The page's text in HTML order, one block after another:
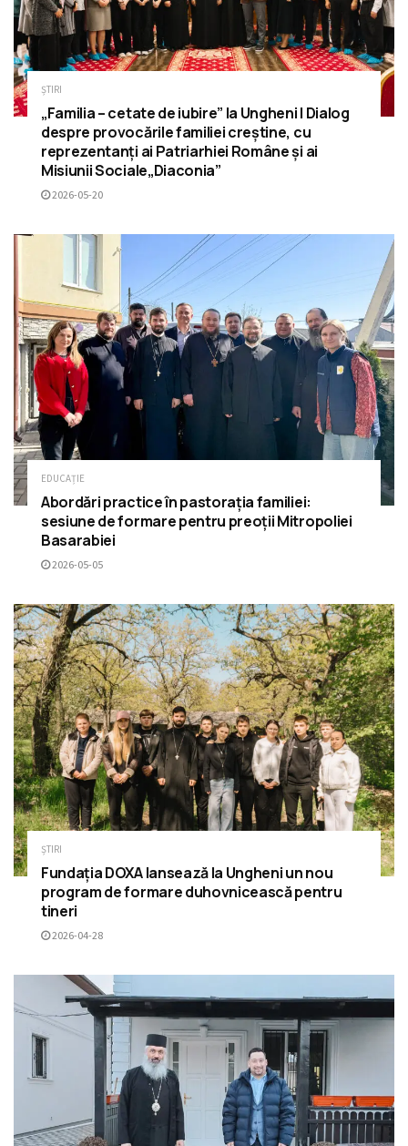
ȘTIRI
„Familia – cetate de iubire” la Ungheni | Dialog
despre provocările familiei creștine, cu
reprezentanți ai Patriarhiei Române și ai
Misiunii Sociale„Diaconia”
2026-05-20
EDUCAȚIE
Abordări practice în pastorația familiei:
sesiune de formare pentru preoții Mitropoliei
Basarabiei
2026-05-05
ȘTIRI
Fundația DOXA lansează la Ungheni un nou
program de formare duhovnicească pentru
tineri
2026-04-28